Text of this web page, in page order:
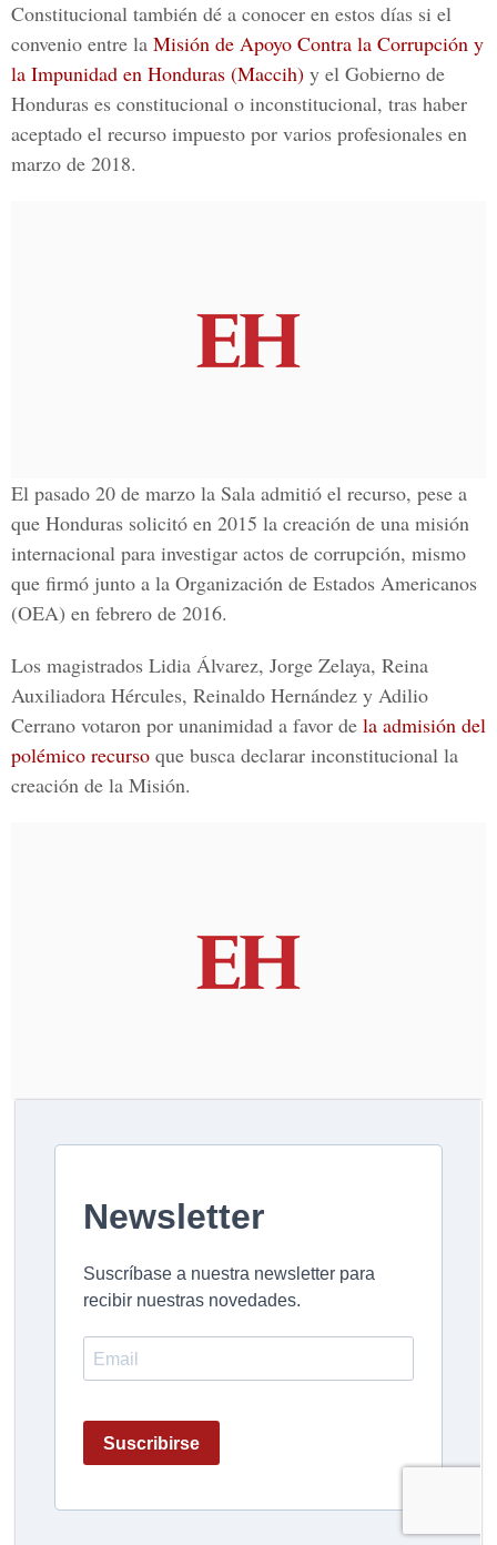
Constitucional también dé a conocer en estos días si el
convenio entre la Misión de Apoyo Contra la Corrupción y
la Impunidad en Honduras (Maccih) y el Gobierno de
Honduras es constitucional o inconstitucional, tras haber
aceptado el recurso impuesto por varios profesionales en
marzo de 2018.
El pasado 20 de marzo la Sala admitió el recurso, pese a
que Honduras solicitó en 2015 la creación de una misión
internacional para investigar actos de corrupción, mismo
que firmó junto a la Organización de Estados Americanos
(OEA) en febrero de 2016.
Los magistrados Lidia Álvarez, Jorge Zelaya, Reina
Auxiliadora Hércules, Reinaldo Hernández y Adilio
Cerrano votaron por unanimidad a favor de la admisión del
polémico recurso que busca declarar inconstitucional la
creación de la Misión.